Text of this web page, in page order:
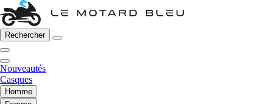
Rechercher
Nouveautés
Casques
Homme